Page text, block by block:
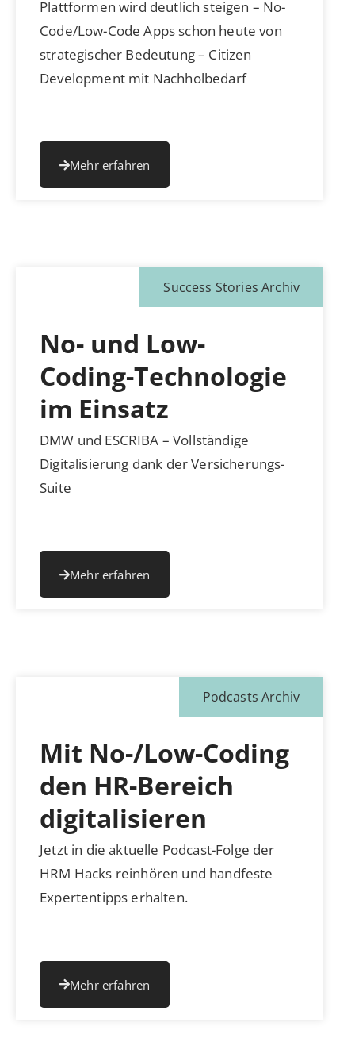
Plattformen wird deutlich steigen – No-
Code/Low-Code Apps schon heute von
strategischer Bedeutung – Citizen
Development mit Nachholbedarf
Mehr erfahren
Success Stories Archiv
No- und Low-
Coding-Technologie
im Einsatz
DMW und ESCRIBA – Vollständige
Digitalisierung dank der Versicherungs-
Suite
Mehr erfahren
Podcasts Archiv
Mit No-/Low-Coding
den HR-Bereich
digitalisieren
Jetzt in die aktuelle Podcast-Folge der
HRM Hacks reinhören und handfeste
Expertentipps erhalten.
Mehr erfahren